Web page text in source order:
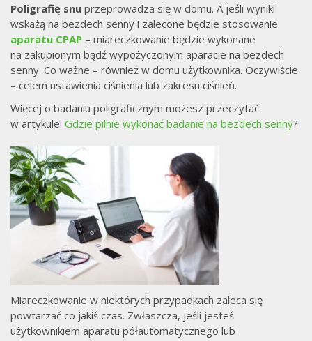
Poligrafię snu przeprowadza się w domu. A jeśli wyniki
wskażą na bezdech senny i zalecone będzie stosowanie
aparatu CPAP – miareczkowanie będzie wykonane
na zakupionym bądź wypożyczonym aparacie na bezdech
senny. Co ważne – również w domu użytkownika. Oczywiście
– celem ustawienia ciśnienia lub zakresu ciśnień.
Więcej o badaniu poligraficznym możesz przeczytać
w artykule: Gdzie pilnie wykonać badanie na bezdech senny?
Miareczkowanie w niektórych przypadkach zaleca się
powtarzać co jakiś czas. Zwłaszcza, jeśli jesteś
użytkownikiem aparatu półautomatycznego lub